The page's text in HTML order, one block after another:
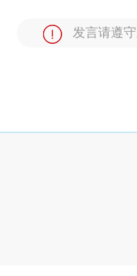
发言请遵